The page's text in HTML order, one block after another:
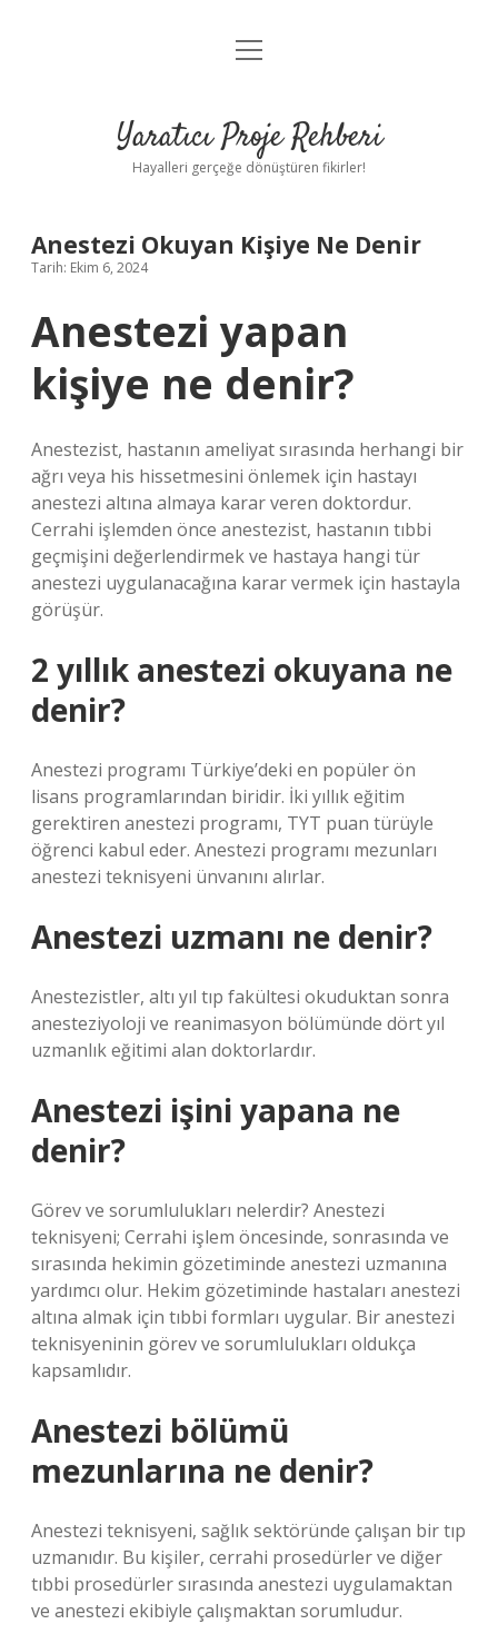
Anasayfa
Yasal Uyarı
menüyü
Yaratıcı Proje Rehberi
Hayalleri gerçeğe dönüştüren fikirler!
Anestezi Okuyan Kişiye Ne Denir
Tarih: Ekim 6, 2024
Anestezi yapan
kişiye ne denir?
Anestezist, hastanın ameliyat sırasında herhangi bir
ağrı veya his hissetmesini önlemek için hastayı
anestezi altına almaya karar veren doktordur.
Cerrahi işlemden önce anestezist, hastanın tıbbi
geçmişini değerlendirmek ve hastaya hangi tür
anestezi uygulanacağına karar vermek için hastayla
görüşür.
2 yıllık anestezi okuyana ne
denir?
Anestezi programı Türkiye’deki en popüler ön
lisans programlarından biridir. İki yıllık eğitim
gerektiren anestezi programı, TYT puan türüyle
öğrenci kabul eder. Anestezi programı mezunları
anestezi teknisyeni ünvanını alırlar.
Anestezi uzmanı ne denir?
Anestezistler, altı yıl tıp fakültesi okuduktan sonra
anesteziyoloji ve reanimasyon bölümünde dört yıl
uzmanlık eğitimi alan doktorlardır.
Anestezi işini yapana ne
denir?
Görev ve sorumlulukları nelerdir? Anestezi
teknisyeni; Cerrahi işlem öncesinde, sonrasında ve
sırasında hekimin gözetiminde anestezi uzmanına
yardımcı olur. Hekim gözetiminde hastaları anestezi
altına almak için tıbbi formları uygular. Bir anestezi
teknisyeninin görev ve sorumlulukları oldukça
kapsamlıdır.
Anestezi bölümü
mezunlarına ne denir?
Anestezi teknisyeni, sağlık sektöründe çalışan bir tıp
uzmanıdır. Bu kişiler, cerrahi prosedürler ve diğer
tıbbi prosedürler sırasında anestezi uygulamaktan
ve anestezi ekibiyle çalışmaktan sorumludur.